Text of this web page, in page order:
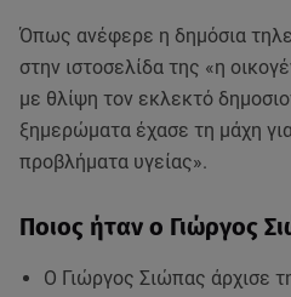
Όπως ανέφερε η δημόσια
στην ιστοσελίδα της «η
με θλίψη τον εκλεκτό
ξημερώματα έχασε τη μάχη
προβλήματα υγείας».
Ποιος ήταν ο Γιώργος
Ο Γιώργος Σιώπας άρχισε